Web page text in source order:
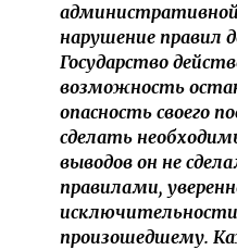
нарушение правил
Государство
возможность
опасность своего
сделать
выводов он не
правилами,
исключительности
произошедшему.